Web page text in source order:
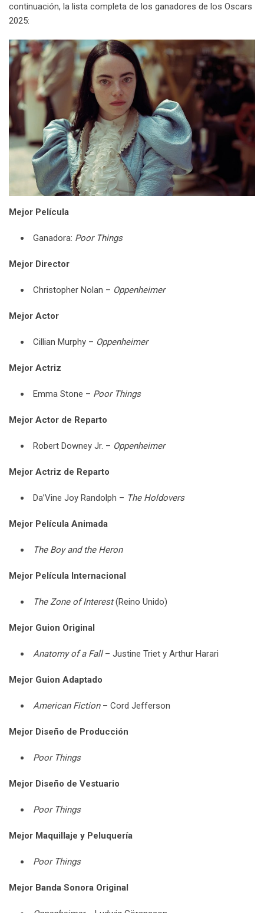
continuación, la lista completa de los ganadores de los Oscars
2025:
Mejor Película
Ganadora: Poor Things
Mejor Director
Christopher Nolan – Oppenheimer
Mejor Actor
Cillian Murphy – Oppenheimer
Mejor Actriz
Emma Stone – Poor Things
Mejor Actor de Reparto
Robert Downey Jr. – Oppenheimer
Mejor Actriz de Reparto
Da’Vine Joy Randolph – The Holdovers
Mejor Película Animada
The Boy and the Heron
Mejor Película Internacional
The Zone of Interest(Reino Unido)
Mejor Guion Original
Anatomy of a Fall– Justine Triet y Arthur Harari
Mejor Guion Adaptado
American Fiction– Cord Jefferson
Mejor Diseño de Producción
Poor Things
Mejor Diseño de Vestuario
Poor Things
Mejor Maquillaje y Peluquería
Poor Things
Mejor Banda Sonora Original